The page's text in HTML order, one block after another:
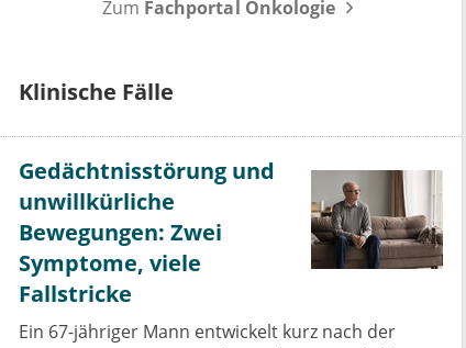
Zum Fachportal Onkologie
Klinische Fälle
Gedächtnisstörung und
unwillkürliche
Bewegungen: Zwei
Symptome, viele
Fallstricke
Ein 67-jähriger Mann entwickelt kurz nach der